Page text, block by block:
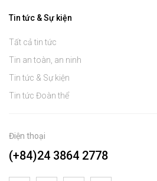
Tin tức & Sự kiện
Tất cả tin tức
Tin an toàn, an ninh
Tin tức & Sự kiện
Tin tức Đoàn thể
Điện thoại
(+84)24 3864 2778